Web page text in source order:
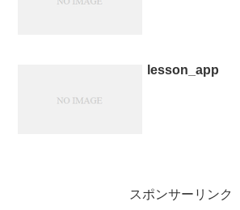
lesson_app
スポンサーリンク